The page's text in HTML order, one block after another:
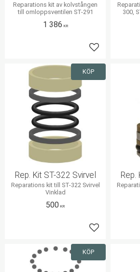
Reparations kit av kolvstången
till omloppsventilen ST-291
1 386 KR
Lägg till i
300,
Rep. Kit ST-322 Svirvel
Reparations kit till ST-322 Svirvel
Vinklad
500 KR
Lägg till i
KÖP
Rep.
KÖP